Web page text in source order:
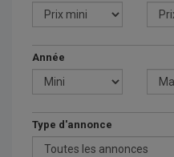
Année
Type d'annonce